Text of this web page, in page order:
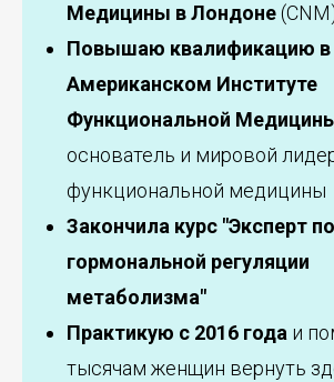
Медицины в Лондоне
Повышаю квалификацию в
Американском Институте
Функциональной
основатель и мировой
функциональной медицины
Закончила курс "Эксперт
гормональной регуляции
метаболизма"
Практикую с 2016 года и
тысячам женщин вернуть